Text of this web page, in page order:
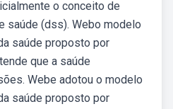
o conceito de
saúde (dss). Webo modelo
saúde proposto por
que a saúde
Webe adotou o modelo
saúde proposto por